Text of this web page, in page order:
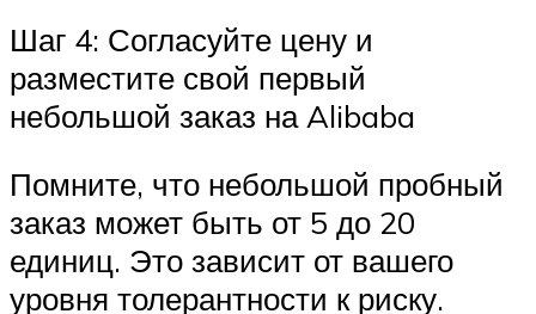
Шаг 4: Согласуйте цену и
разместите свой первый
небольшой заказ на Alibaba
Помните, что небольшой пробный
заказ может быть от 5 до 20
единиц. Это зависит от вашего
уровня толерантности к риску.